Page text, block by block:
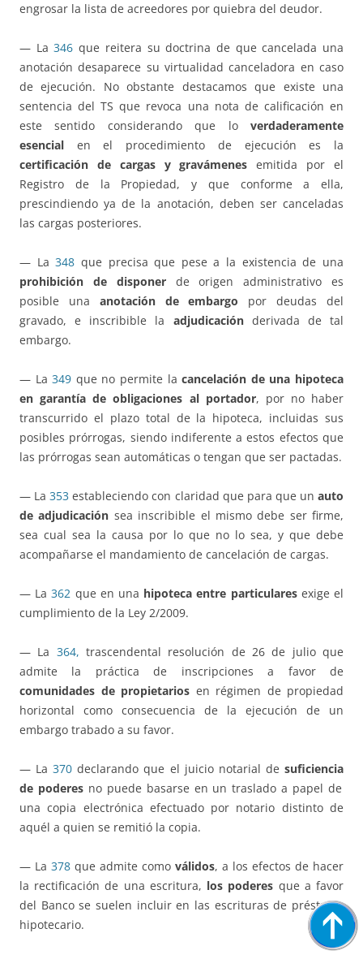
engrosar la lista de acreedores por quiebra del deudor.
— La346 que reitera su doctrina de que cancelada una
anotación desaparece su virtualidad canceladora en caso
de ejecución. No obstante destacamos que existe una
sentencia del TS que revoca una nota de calificación en
este sentido considerando que lo verdaderamente
esencial en el procedimiento de ejecución es la
certificación de cargas y gravámenes emitida por el
Registro de la Propiedad, y que conforme a ella,
prescindiendo ya de la anotación, deben ser canceladas
las cargas posteriores.
— La348 que precisa que pese a la existencia de una
prohibición de disponerde origen administrativo es
posible una anotación de embargo por deudas del
gravado, e inscribible la adjudicaciónderivada de tal
embargo.
— La349 que no permite lacancelación de una hipoteca
en garantía de obligaciones al portador, por no haber
transcurrido el plazo total de la hipoteca, incluidas sus
posibles prórrogas, siendo indiferente a estos efectos que
las prórrogas sean automáticas o tengan que ser pactadas.
— La353 estableciendo con claridad que para que unauto
de adjudicación sea inscribible el mismo debe ser firme,
sea cual sea la causa por lo que no lo sea, y que debe
acompañarse el mandamiento de cancelación de cargas.
— La362 que en una hipoteca entre particularesexige el
cumplimiento de la Ley 2/2009.
— La 364, trascendental resolución de 26 de julio que
admite la práctica de inscripciones a favor de
comunidades de propietarios en régimen de propiedad
horizontal como consecuencia de la ejecución de un
embargo trabado a su favor.
— La370declarando que el juicio notarial desuficiencia
de poderesno puede basarse en un traslado a papel de
una copia electrónica efectuado por notario distinto de
aquél a quien se remitió la copia.
— La 378 que admite como válidos, a los efectos de hacer
la rectificación de una escritura, los poderes que a favor
del Banco se suelen incluir en las escrituras de préstamo
hipotecario.